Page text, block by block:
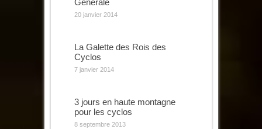
20 janvier 2014
La Galette des Rois des
Cyclos
7 janvier 2014
3 jours en haute montagne
pour les cyclos
8 septembre 2013